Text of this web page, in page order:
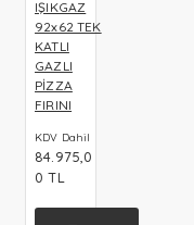
IŞIKGAZ
92x62 TEK
KATLI
GAZLI
PİZZA
FIRINI
KDV Dahil
84.975,0
0 TL